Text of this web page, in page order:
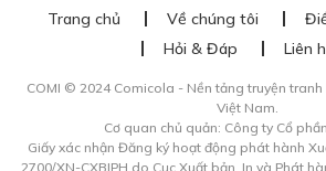
Trang chủ Về chúng tôi
Hỏi & Đáp
Liên
COMI © 2024 Comicola - Nền tảng truyện
Việt Nam.
Cơ quan chủ quản: Công ty Cổ
Giấy xác nhận Đăng ký hoạt động phát hành
2700/XN-CXBIPH do Cục Xuất bản, In và Phát